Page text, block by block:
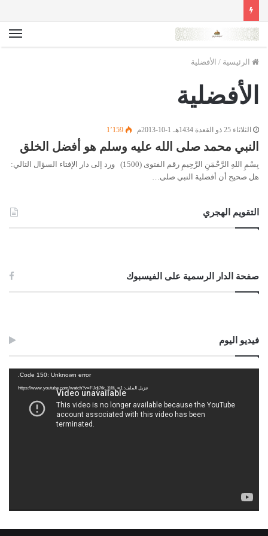
الرئيسية / الأفضلية
الأفضلية
الثلاثاء 25 ذو القعدة 1434هـ 1-10-2013م 1٬159
النبي محمد صلى الله عليه وسلم هو أفضل الخلق
بِسْمِ اللهِ الرَّحْمَنِ الرَّحِيمِ رقم الفتوى (1500) ورد إلى دار الإفتاء السؤال التالي:
هل صحيح أن أفضلية النبي صلى…
التقويم الهجري
صفحة الدار الرسمية على الفيسبوك
فيديو اليوم
Code 150: Unknown error.
تنزيل الملف: https://www.youtube.com/watch?v=FJdj7tk_7jI&_=1